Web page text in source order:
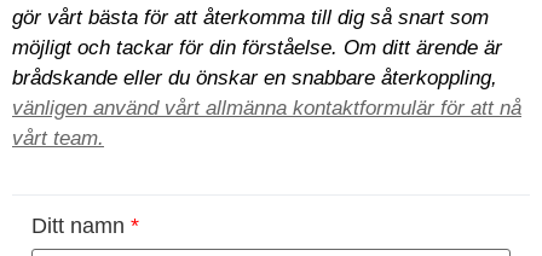
gör vårt bästa för att återkomma till dig så snart som
möjligt och tackar för din förståelse. Om ditt ärende är
brådskande eller du önskar en snabbare återkoppling,
vänligen använd vårt allmänna kontaktformulär för att nå
vårt team.
Ditt namn *